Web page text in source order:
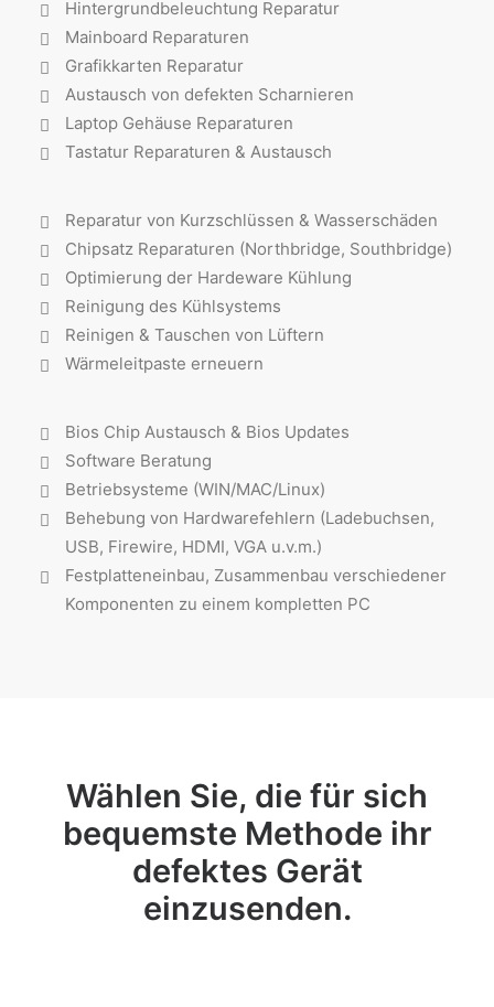
Hintergrundbeleuchtung Reparatur
Mainboard Reparaturen
Grafikkarten Reparatur
Austausch von defekten Scharnieren
Laptop Gehäuse Reparaturen
Tastatur Reparaturen & Austausch
Reparatur von Kurzschlüssen & Wasserschäden
Chipsatz Reparaturen (Northbridge, Southbridge)
Optimierung der Hardeware Kühlung
Reinigung des Kühlsystems
Reinigen & Tauschen von Lüftern
Wärmeleitpaste erneuern
Bios Chip Austausch & Bios Updates
Software Beratung
Betriebsysteme (WIN/MAC/Linux)
Behebung von Hardwarefehlern (Ladebuchsen,
USB, Firewire, HDMI, VGA u.v.m.)
Festplatteneinbau, Zusammenbau verschiedener
Komponenten zu einem kompletten PC
Wählen Sie, die für sich
bequemste Methode ihr
defektes Gerät
einzusenden.